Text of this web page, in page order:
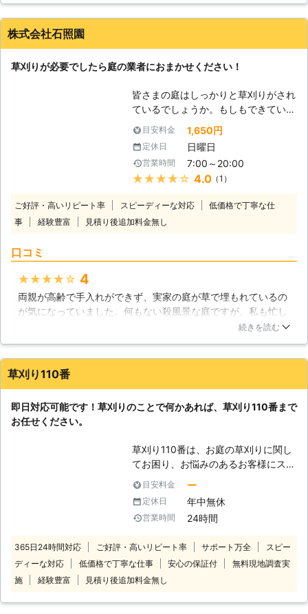
繁に使う事は稀ですし、身の丈まで伸
刈りのための道具をそろえてしまうよ
りは、当社にご依頼頂いた方が安く済
むことがありますし、労力などは圧倒
的に少なくなりますので、草刈りにお
悩みのお客様は、一度ご検討していた
だき、よろしければ当社をご利用くだ
ても助かりました。隅々まできれいになり見栄えもよくなりま
した。ありがとうございました。
北海道 帯広市 2016年12月17日
株式会社石照園
草刈りが必要でしたら庭の業者におまかせください！
皆さまの庭はしっかりと草刈りがされ
ているでしょうか。もしもできていな
いのであれば、ぜひ私たち株式会社石
照園をご利用ください。庭の業者とし
て活動をしておりますので、草刈りに
ついては何ら問題はありません。早
く、丁寧にやらせていただきます。鬱
せいただければ一掃してみせましょ
う。草刈りがご希望でしたら、まずは
キなどの近くが刈られずに残ってしま
うのです。しかし、株式会社石照園に
おまかせいただければこういった刈り
りの手を抜くと】 何もやらずに草刈
雑草に覆いつくされてしまうと、その
お庭は害虫の発生地帯になってしまい
ますし、害獣などが身を隠す場所にも
使われてしまうでしょう。見えないか
らという理由でゴミが捨てられること
よりは良い状況にはなりません。こう
した害虫、害獣、またはゴミの被害が
出ますので、草刈りの手を抜いてはい
けないのです。
目安料金 1,650円
定休日 日曜日
営業時間 7:00～20:00
★★★★★ 4.0（1）
ご好評・高いリピート率 スピーディーな対応
低価格で丁寧な仕
事
経験豊富 見積り後追加料金無し
口コミ
★★★★★ 4
両親が高齢で手入れができず、実家の庭が草で埋もれているの
が気になっていました。何もない殺風景な庭ですが、私も忙し
くてまとまった時間がとれないし、無駄に広いため自分でやる
じゃなくて、ただの除草だからもっと安いと思ってたんです
が…。いっそのこと砂利を敷いてもらうとかして、もう草が生
見積もりの時にそういったアドバイスも欲しかったです。
続きを読む
草刈り110番
即日対応可能です！草刈りのことで何かあれば、草刈り110番まで
お任せください。
草刈り110番は、お庭の草刈りに関し
てお困り、お悩みのあるお客様にスピ
ーディーに対応させていただいており
ます。 草刈りと聞くと、業者に依頼
するまでもない、と思う方もいるかも
しれませんが、草刈りというのは意外
い時期は、個人で行う草刈りは辛い作
業になることでしょう。 水分をしっ
かりと補給しないと脱水症状を起こす
業をして節約をしようと思っていても
目安料金 ー
定休日 年中無休
営業時間 24時間
365日24時間対応 ご好評・高いリピート率 サポート万全
スピー
ディーな対応
低価格で丁寧な仕事 安心の保証付
無料現地調査実
施
経験豊富 見積り後追加料金無し